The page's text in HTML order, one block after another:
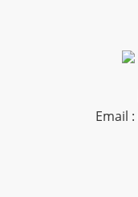
Email :